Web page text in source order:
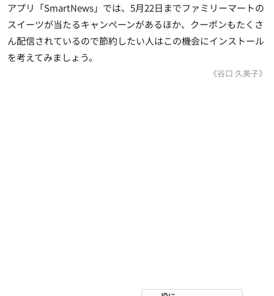
アプリ「SmartNews」では、5月22日までファミリーマートの
スイーツが当たるキャンペーンがあるほか、クーポンもたくさ
ん配信されているので節約したい人はこの機会にインストール
を考えてみましょう。
《谷口 久美子》